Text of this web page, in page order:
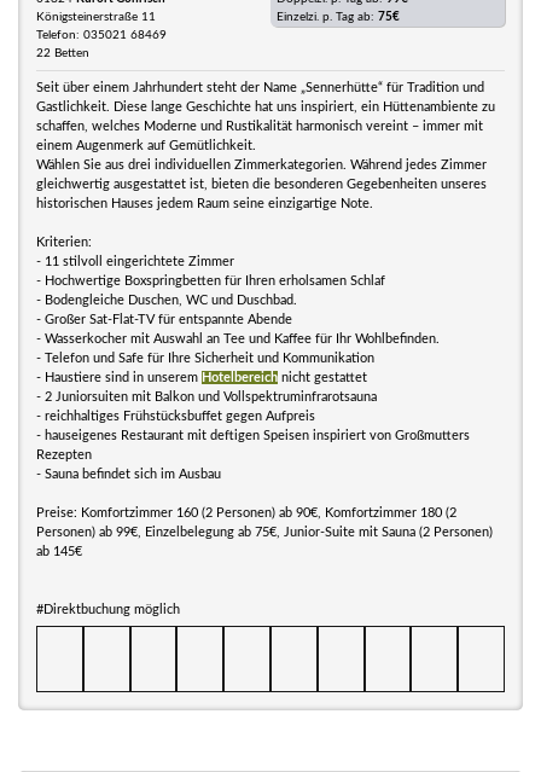
Königsteinerstraße 11
Telefon: 035021 68469
22 Betten
Einzelzi. p. Tag ab: 75€
Seit über einem Jahrhundert steht der Name „Sennerhütte“ für Tradition und
Gastlichkeit. Diese lange Geschichte hat uns inspiriert, ein Hüttenambiente zu
schaffen, welches Moderne und Rustikalität harmonisch vereint – immer mit
einem Augenmerk auf Gemütlichkeit.
Wählen Sie aus drei individuellen Zimmerkategorien. Während jedes Zimmer
gleichwertig ausgestattet ist, bieten die besonderen Gegebenheiten unseres
historischen Hauses jedem Raum seine einzigartige Note.
Kriterien:
- 11 stilvoll eingerichtete Zimmer
- Hochwertige Boxspringbetten für Ihren erholsamen Schlaf
- Bodengleiche Duschen, WC und Duschbad.
- Großer Sat-Flat-TV für entspannte Abende
- Wasserkocher mit Auswahl an Tee und Kaffee für Ihr Wohlbefinden.
- Telefon und Safe für Ihre Sicherheit und Kommunikation
- Haustiere sind in unserem Hotelbereich nicht gestattet
- 2 Juniorsuiten mit Balkon und Vollspektruminfrarotsauna
- reichhaltiges Frühstücksbuffet gegen Aufpreis
- hauseigenes Restaurant mit deftigen Speisen inspiriert von Großmutters
Rezepten
- Sauna befindet sich im Ausbau
Preise: Komfortzimmer 160 (2 Personen) ab 90€, Komfortzimmer 180 (2
Personen) ab 99€, Einzelbelegung ab 75€, Junior-Suite mit Sauna (2 Personen)
ab 145€
#Direktbuchung möglich